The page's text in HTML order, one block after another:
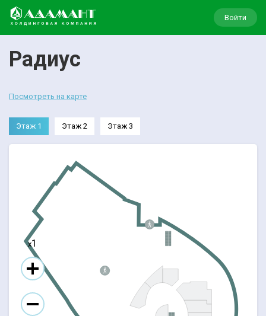
Войти
Радиус
Посмотреть на карте
Этаж 1 Этаж 2 Этаж 3
x1